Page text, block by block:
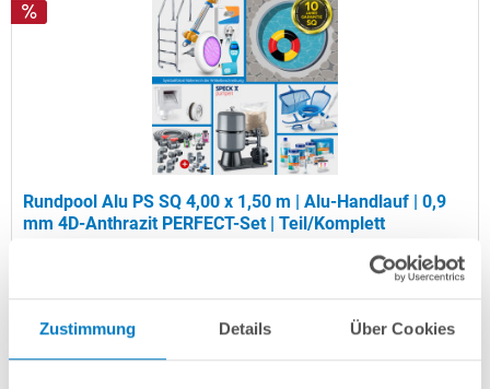
Zustimmung Details Über Cookies
Rundpool Alu PS SQ 4,00 x 1,50 m | Alu-Handlauf | 0,9
mm 4D-Anthrazit PERFECT-Set | Teil/Komplett
4.149,00 € *
(-29,67% vom UVP)